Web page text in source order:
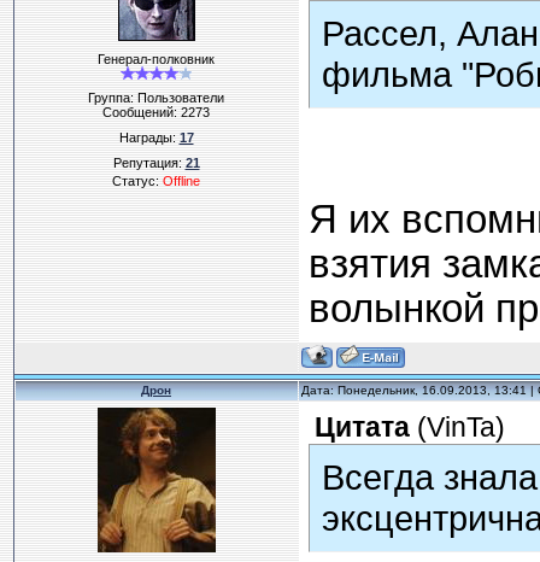
Генерал-полковник
Группа: Пользователи
Сообщений:2273
Награды:17
Репутация:21
Статус:Offline
Рассел,
фильма
Я их
взятия
волынкой
Дрон Дата: Понедельник, 16.09.2013, 13:41
Цитата(VinTa)
Всегда